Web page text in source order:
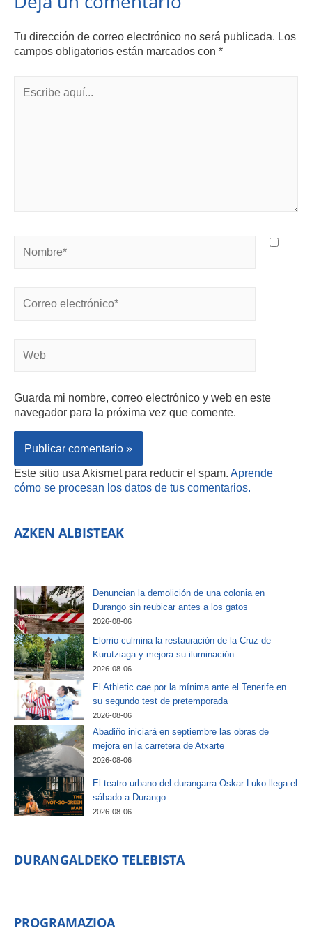
Tu dirección de correo electrónico no será publicada. Los
campos obligatorios están marcados con *
Guarda mi nombre, correo electrónico y web en este
navegador para la próxima vez que comente.
Este sitio usa Akismet para reducir el spam. Aprende
cómo se procesan los datos de tus comentarios.
AZKEN ALBISTEAK
Denuncian la demolición de una colonia en
Durango sin reubicar antes a los gatos
2026-08-06
Elorrio culmina la restauración de la Cruz de
Kurutziaga y mejora su iluminación
2026-08-06
El Athletic cae por la mínima ante el Tenerife en
su segundo test de pretemporada
2026-08-06
Abadiño iniciará en septiembre las obras de
mejora en la carretera de Atxarte
2026-08-06
El teatro urbano del durangarra Oskar Luko llega el
sábado a Durango
2026-08-06
DURANGALDEKO TELEBISTA
PROGRAMAZIOA